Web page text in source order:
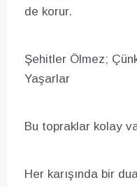
de korur.
Şehitler Ölmez;
Yaşarlar
Bu topraklar kolay
Her karışında bir